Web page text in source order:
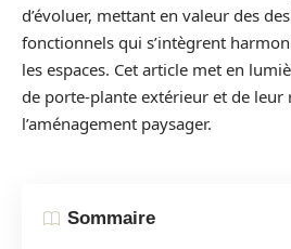
d’évoluer, mettant en valeur des
fonctionnels qui s’intègrent
les espaces. Cet article met en
de porte-plante extérieur et de leur
l’aménagement paysager.
Sommaire